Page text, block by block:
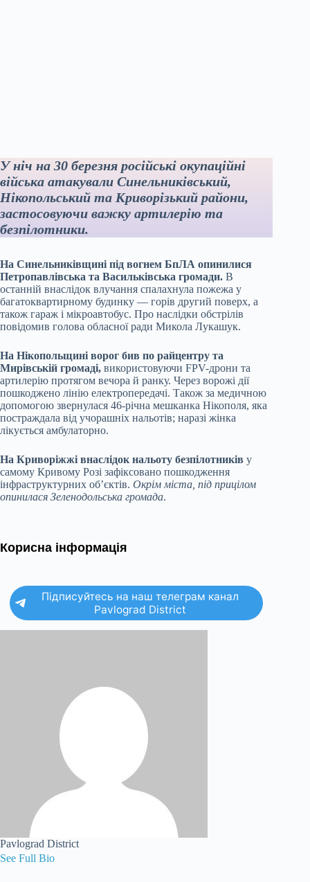
У ніч на 30 березня російські окупаційні
війська атакували Синельниківський,
Нікопольський та Криворізький райони,
застосовуючи важку артилерію та
безпілотники.
На Синельниківщині під вогнем БпЛА опинилися
Петропавлівська та Васильківська громади. В
останній внаслідок влучання спалахнула пожежа у
багатоквартирному будинку — горів другий поверх, а
також гараж і мікроавтобус. Про наслідки обстрілів
повідомив голова обласної ради Микола Лукашук.
На Нікопольщині ворог бив по райцентру та
Мирівській громаді, використовуючи FPV-дрони та
артилерію протягом вечора й ранку. Через ворожі дії
пошкоджено лінію електропередачі. Також за медичною
допомогою звернулася 46-річна мешканка Нікополя, яка
постраждала від учорашніх нальотів; наразі жінка
лікується амбулаторно.
На Криворіжжі внаслідок нальоту безпілотників у
самому Кривому Розі зафіксовано пошкодження
інфраструктурних об’єктів. Окрім міста, під прицілом
опинилася Зеленодольська громада.
Корисна інформація
Підписуйтесь на наш телеграм канал
Pavlograd District
Pavlograd District
See Full Bio